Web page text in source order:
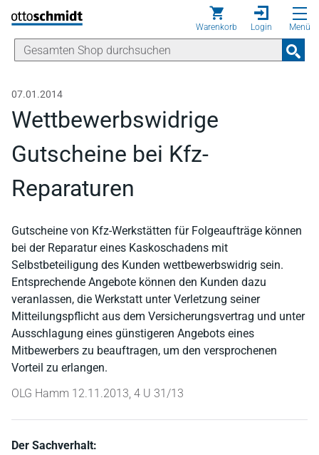
Direkt zum Inhalt
Warenkorb Login Menü
07.01.2014
Wettbewerbswidrige
Gutscheine bei Kfz-
Reparaturen
Gutscheine von Kfz-Werkstätten für Folgeaufträge können
bei der Reparatur eines Kaskoschadens mit
Selbstbeteiligung des Kunden wettbewerbswidrig sein.
Entsprechende Angebote können den Kunden dazu
veranlassen, die Werkstatt unter Verletzung seiner
Mitteilungspflicht aus dem Versicherungsvertrag und unter
Ausschlagung eines günstigeren Angebots eines
Mitbewerbers zu beauftragen, um den versprochenen
Vorteil zu erlangen.
OLG Hamm 12.11.2013, 4 U 31/13
Der Sachverhalt: